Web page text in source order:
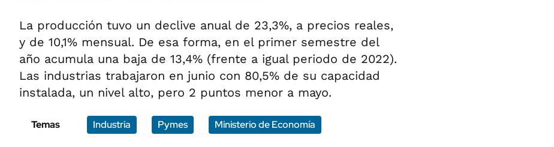
La producción tuvo un declive anual de 23,3%, a precios reales,
y de 10,1% mensual. De esa forma, en el primer semestre del
año acumula una baja de 13,4% (frente a igual periodo de 2022).
Las industrias trabajaron en junio con 80,5% de su capacidad
instalada, un nivel alto, pero 2 puntos menor a mayo.
Temas Industria Pymes Ministerio de Economía